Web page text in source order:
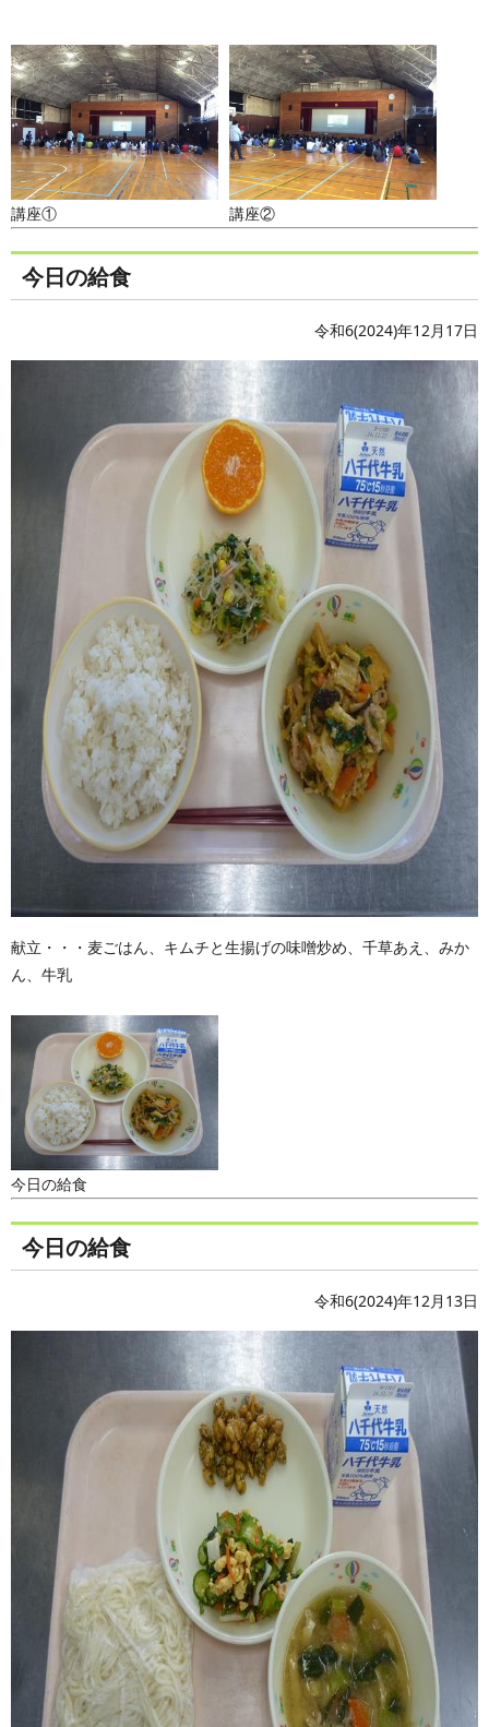
講座① 講座②
今日の給食
令和6(2024)年12月17日
献立・・・麦ごはん、キムチと生揚げの味噌炒め、千草あえ、みか
ん、牛乳
今日の給食
今日の給食
令和6(2024)年12月13日